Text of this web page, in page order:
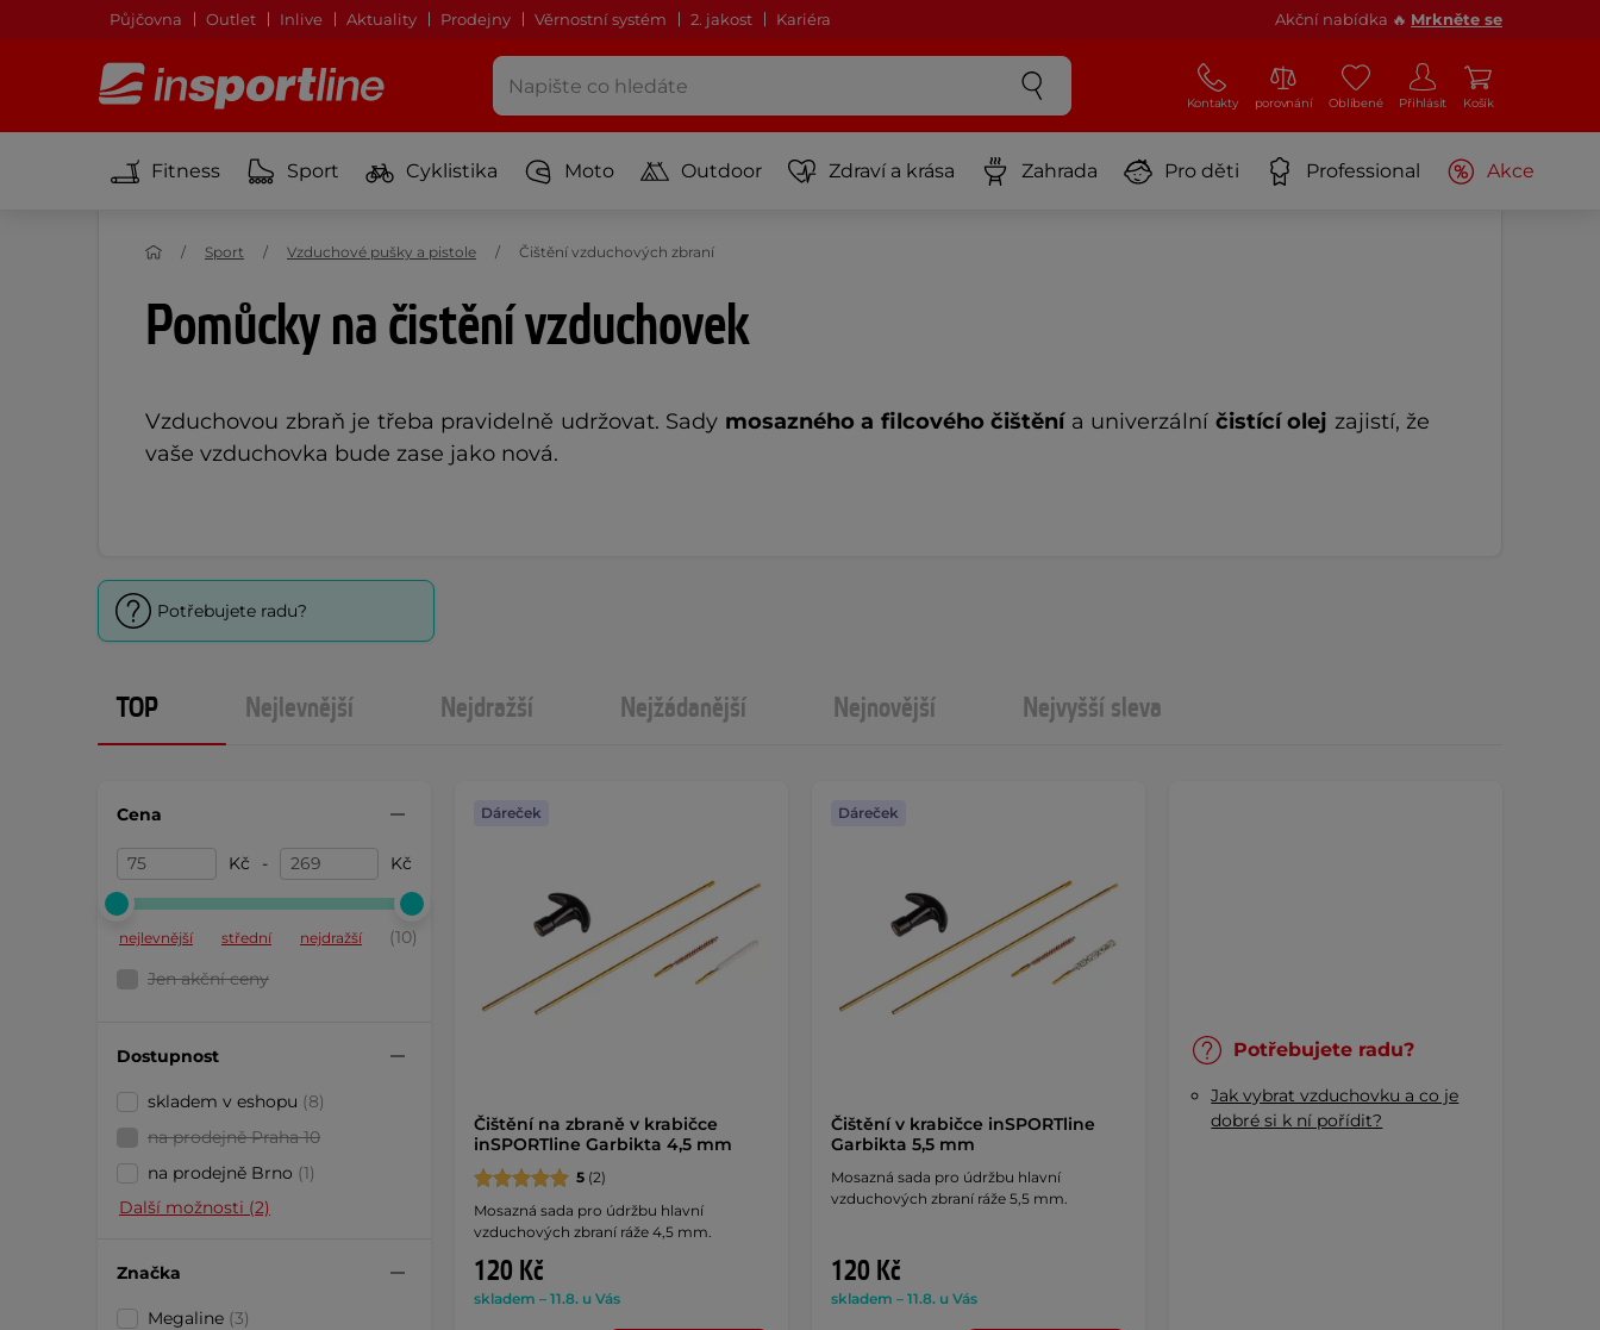
Půjčovna Outlet Inlive Aktuality Prodejny Věrnostní systém 2. jakost Kariéra Akční nabídka 🔥 Mrkněte se
Kontakty porovnání Oblíbené Přihlásit Košík
Fitness Sport Cyklistika Moto Outdoor Zdraví a krása Zahrada Pro děti Professional Akce
Pomůcky na čistění vzduchovek
Vzduchovou zbraň je třeba pravidelně udržovat. Sady mosazného a filcového čištěnía univerzální čistící olej zajistí, že
vaše vzduchovka bude zase jako nová.
Sport Vzduchové pušky a pistole Čištění vzduchových zbraní
Potřebujete radu?
TOP Nejlevnější Nejdražší Nejžádanější Nejnovější Nejvyšší sleva
Cena
Kč - Kč
nejlevnější střední nejdražší
(10)
Jen akční ceny
Dostupnost
skladem v eshopu (8)
na prodejně Praha 10
na prodejně Brno (1)
Další možnosti (2)
Značka
Megaline (3)
Dáreček
Čištění na zbraně v krabičce
inSPORTline Garbikta 4,5 mm
5 (2)
Mosazná sada pro údržbu hlavní
vzduchových zbraní ráže 4,5 mm.
120 Kč
skladem – 11.8. u Vás
Dáreček
Čištění v krabičce inSPORTline
Garbikta 5,5 mm
Mosazná sada pro údržbu hlavní
vzduchových zbraní ráže 5,5 mm.
120 Kč
skladem – 11.8. u Vás
Potřebujete radu?
Jak vybrat vzduchovku a co je
dobré si k ní pořídit?